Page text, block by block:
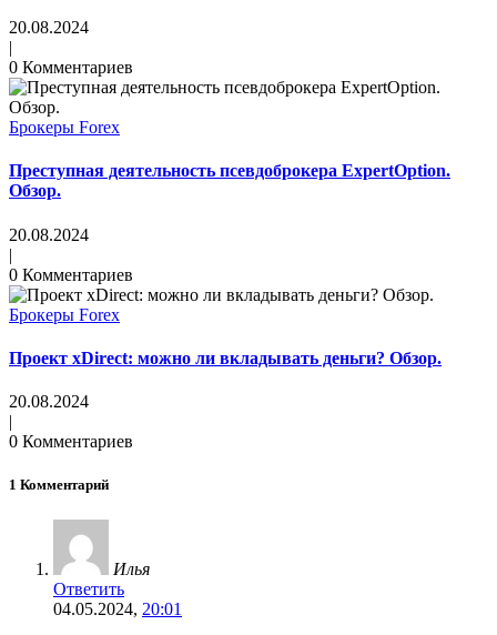
20.08.2024
|
0 Комментариев
Брокеры Forex
Преступная деятельность псевдоброкера ExpertOption.
Обзор.
20.08.2024
|
0 Комментариев
Брокеры Forex
Проект xDirect: можно ли вкладывать деньги? Обзор.
20.08.2024
|
0 Комментариев
1 Комментарий
Илья
Ответить
04.05.2024, 20:01